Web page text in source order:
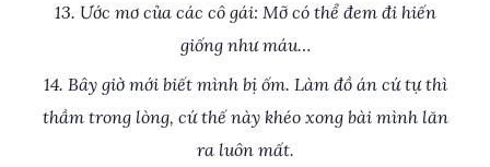
13. Ước mơ của các cô gái: Mỡ có thể đem đi hiến
giống như máu…
14. Bây giờ mới biết mình bị ốm. Làm đồ án cứ tự thì
thầm trong lòng, cứ thế này khéo xong bài mình lăn
ra luôn mất.